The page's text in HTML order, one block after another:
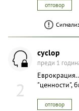
отговор
2
cyclop
преди 1
"ценности",
отговор